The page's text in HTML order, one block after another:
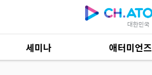
대한민국
세미나 애터미언즈